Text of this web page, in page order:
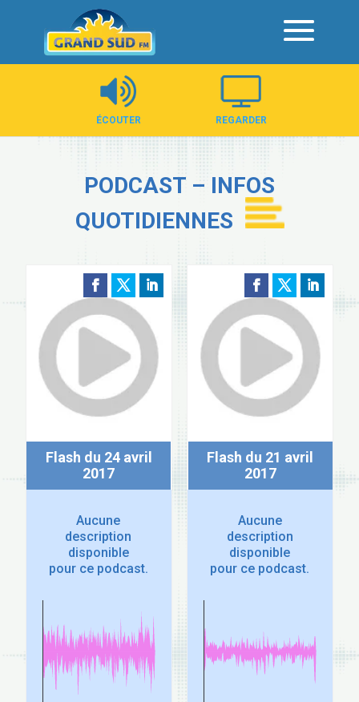
Panneau de gestion des cookies
ÉCOUTER REGARDER
PODCAST – INFOS
QUOTIDIENNES
Flash du 24 avril
2017
Aucune
description
disponible
pour ce podcast.
Flash du 21 avril
2017
Aucune
description
disponible
pour ce podcast.